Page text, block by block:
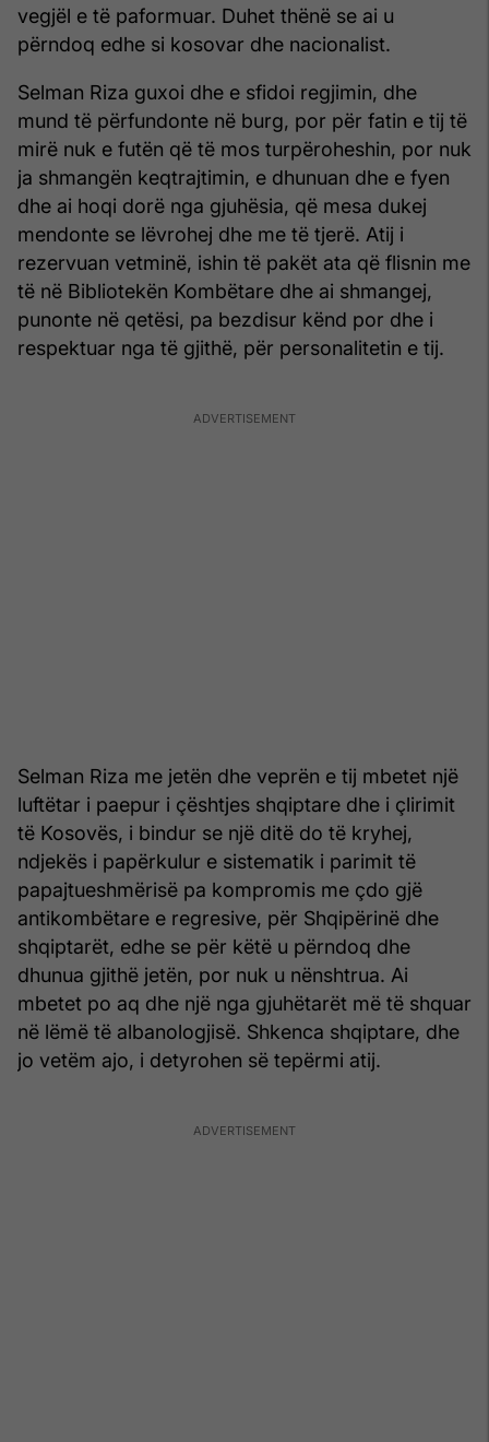
vegjël e të paformuar. Duhet thënë se ai u
përndoq edhe si kosovar dhe nacionalist.
Selman Riza guxoi dhe e sfidoi regjimin, dhe
mund të përfundonte në burg, por për fatin e tij të
mirë nuk e futën që të mos turpëroheshin, por nuk
ja shmangën keqtrajtimin, e dhunuan dhe e fyen
dhe ai hoqi dorë nga gjuhësia, që mesa dukej
mendonte se lëvrohej dhe me të tjerë. Atij i
rezervuan vetminë, ishin të pakët ata që flisnin me
të në Bibliotekën Kombëtare dhe ai shmangej,
punonte në qetësi, pa bezdisur kënd por dhe i
respektuar nga të gjithë, për personalitetin e tij.
Selman Riza me jetën dhe veprën e tij mbetet një
luftëtar i paepur i çështjes shqiptare dhe i çlirimit
të Kosovës, i bindur se një ditë do të kryhej,
ndjekës i papërkulur e sistematik i parimit të
papajtueshmërisë pa kompromis me çdo gjë
antikombëtare e regresive, për Shqipërinë dhe
shqiptarët, edhe se për këtë u përndoq dhe
dhunua gjithë jetën, por nuk u nënshtrua. Ai
mbetet po aq dhe një nga gjuhëtarët më të shquar
në lëmë të albanologjisë. Shkenca shqiptare, dhe
jo vetëm ajo, i detyrohen së tepërmi atij.